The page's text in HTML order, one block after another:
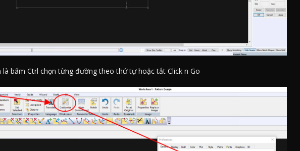
là bấm Ctrl chọn từng đường theo thứ tự hoặc tắt Click n Go